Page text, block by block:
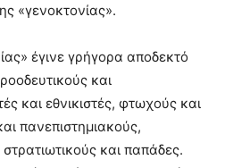
«γενοκτονίας».
έγινε γρήγορα αποδεκτό
και
και εθνικιστές, φτωχούς και
πανεπιστημιακούς,
και παπάδες.